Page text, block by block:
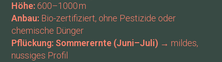
Höhe:600–1000 m
Anbau:Bio-zertifiziert, ohne Pestizide oder
chemische Dünger
Pflückung: Sommerernte (Juni–Juli)→ mildes,
nussiges Profil